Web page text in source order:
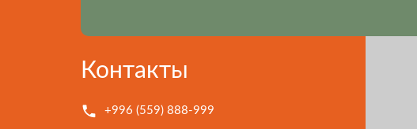
Контакты
+996 (559) 888-999